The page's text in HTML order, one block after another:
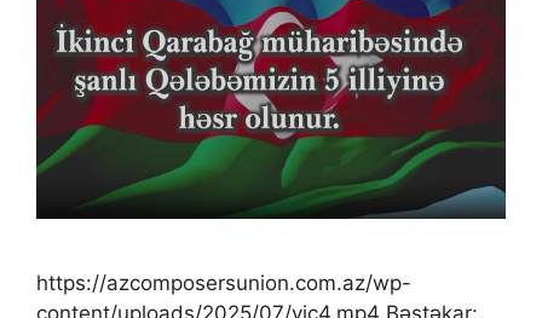
https://azcomposersunion.com.az/wp-